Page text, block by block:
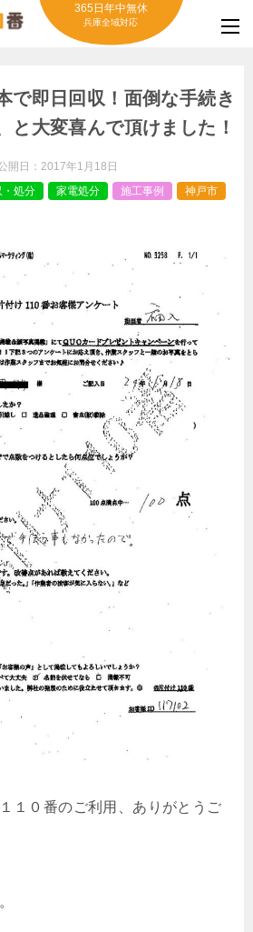
365日年中無休
兵庫全域対応
で即日回収！面倒な手続き
と大変喜んで頂けました！
開日： 2017年1月18日
・処分 家電処分 施工事例 神戸市
１０番のご利用、ありがとうご